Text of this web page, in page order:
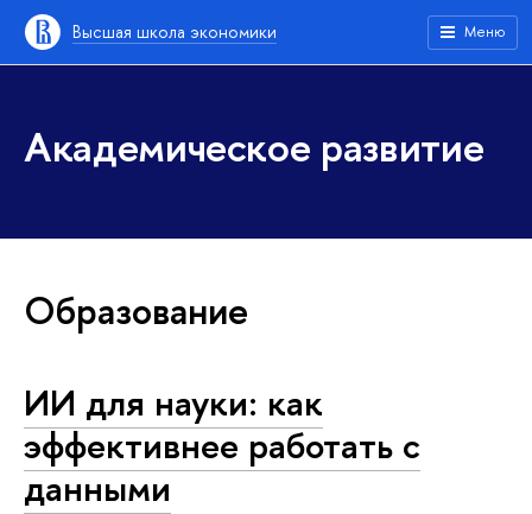
Высшая школа экономики Меню
Академическое развитие
Образование
ИИ для науки: как
эффективнее работать с
данными